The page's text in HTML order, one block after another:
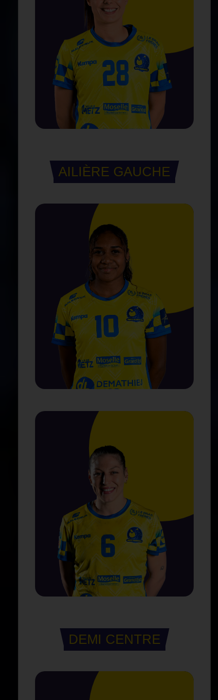
AILIÈRE GAUCHE
DEMI CENTRE